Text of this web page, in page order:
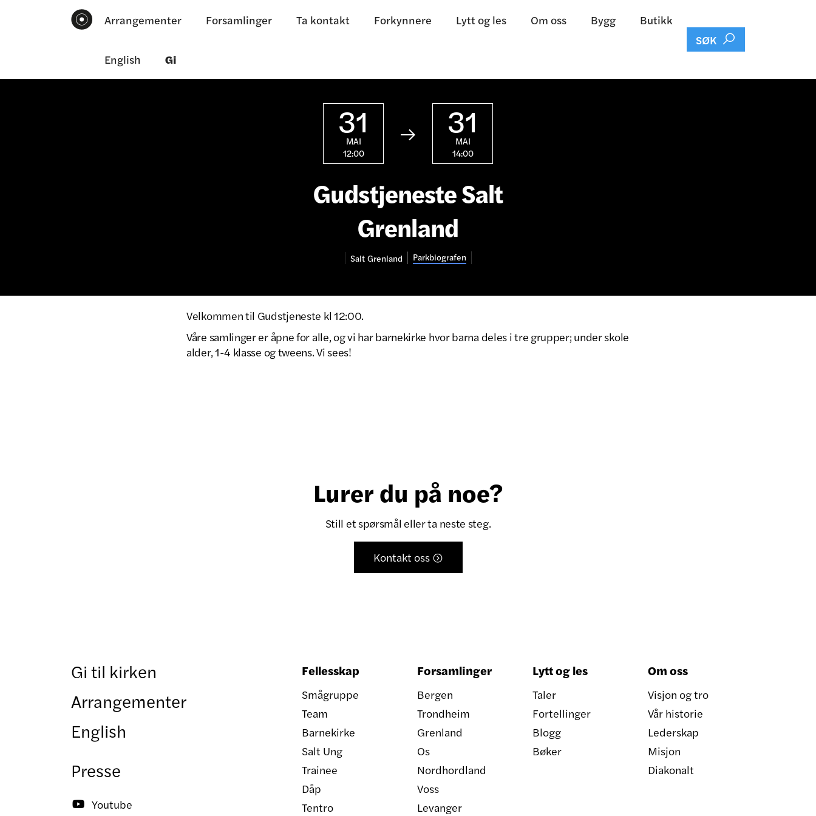
Arrangementer Forsamlinger Ta kontakt Forkynnere Lytt og les Om oss Bygg Butikk
English Gi
SØK 
31
MAI
12:00
 31
MAI
14:00
Gudstjeneste Salt
Grenland
Salt Grenland Parkbiografen
Velkommen til Gudstjeneste kl 12:00.
Våre samlinger er åpne for alle, og vi har barnekirke hvor barna deles i tre grupper; under skole
alder, 1-4 klasse og tweens. Vi sees!
Lurer du på noe?
Still et spørsmål eller ta neste steg.
Kontakt oss 
Gi til kirken
Arrangementer
English
Presse

Youtube
Fellesskap
Smågruppe
Team
Barnekirke
Salt Ung
Trainee
Dåp
Tentro
Forsamlinger
Bergen
Trondheim
Grenland
Os
Nordhordland
Voss
Levanger
Lytt og les
Taler
Fortellinger
Blogg
Bøker
Om oss
Visjon og tro
Vår historie
Lederskap
Misjon
Diakonalt